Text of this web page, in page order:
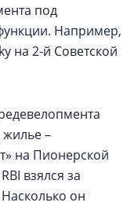
под
Например,
на 2-й Советской
–
на Пионерской
взялся за
он